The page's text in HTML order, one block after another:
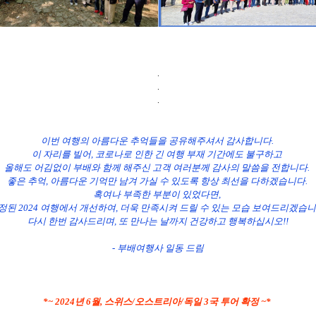
.
.
.
이번 여행의 아름다운 추억들을 공유해주셔서 감사합니다.
이 자리를 빌어, 코로나로 인한 긴 여행 부재 기간에도 불구하고
올해도 어김없이 부배와 함께 해주신 고객 여러분께 감사의 말씀을 전합니다.
좋은 추억, 아름다운 기억만 남겨 가실 수 있도록 항상 최선을 다하겠습니다.
혹여나 부족한 부분이 있었다면,
된 2024 여행에서 개선하여, 더욱 만족시켜 드릴 수 있는 모습 보여드리겠습
다시 한번 감사드리며, 또 만나는 날까지 건강하고 행복하십시오!!
- 부배여행사 일동 드림
*~ 2024년 6월, 스위스/오스트리아/독일 3국 투어 확정 ~*